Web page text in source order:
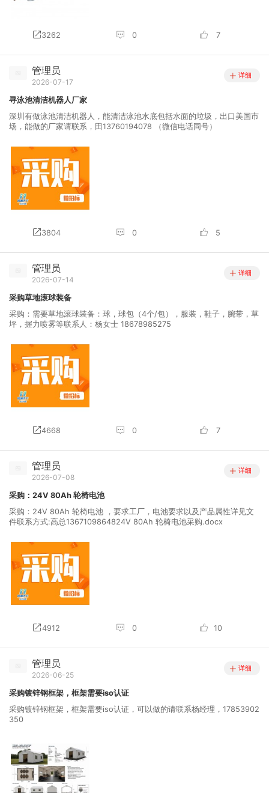
3262 0 7
管理员
2026-07-17
详细
寻泳池清洁机器人厂家
深圳有做泳池清洁机器人，能清洁泳池水底包括水面的垃圾，出口美国市
场，能做的厂家请联系，田13760194078 （微信电话同号）
3804 0 5
管理员
2026-07-14
详细
采购草地滚球装备
采购：需要草地滚球装备：球，球包（4个/包），服装，鞋子，腕带，草
坪，握力喷雾等联系人：杨女士 18678985275
4668 0 7
管理员
2026-07-08
详细
采购：24V 80Ah 轮椅电池
采购：24V 80Ah 轮椅电池 ，要求工厂，电池要求以及产品属性详见文
件联系方式:高总1367109864824V 80Ah 轮椅电池采购.docx
4912 0 10
管理员
2026-06-25
详细
采购镀锌钢框架，框架需要iso认证
采购镀锌钢框架，框架需要iso认证，可以做的请联系杨经理，17853902
350